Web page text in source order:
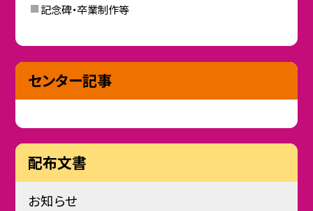
記念碑・卒業制作等
センター記事
配布文書
お知らせ